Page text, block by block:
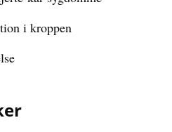
i kroppen